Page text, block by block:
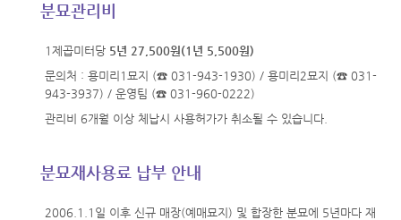
분묘관리비
1제곱미터당 5년 27,500원(1년 5,500원)
문의처 : 용미리1묘지 (☎ 031-943-1930) / 용미리2묘지 (☎ 031-
943-3937) / 운영팀 (☎ 031-960-0222)
관리비 6개월 이상 체납시 사용허가가 취소될 수 있습니다.
분묘재사용료 납부 안내
2006.1.1일 이후 신규 매장(예매묘지) 및 합장한 분묘에 5년마다 재